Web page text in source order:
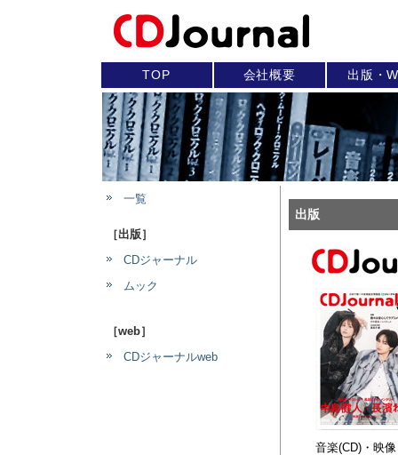
TOP 会社概要 出版・
一覧
［出版］
CDジャーナル
ムック
［web］
CDジャーナルweb
出版
音楽(CD)・映